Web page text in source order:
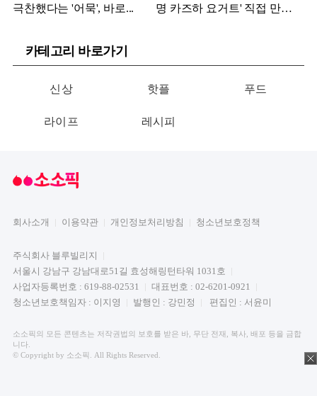
극찬했다는 '어묵', 바로...
명 카즈하 요거트' 직접 만들
카테고리 바로가기
신상 핫플 푸드
라이프 레시피
회사소개 이용약관 개인정보처리방침 청소년보호정책
주식회사 블루빌리지
서울시 강남구 강남대로51길 효성해링턴타워 1031호
사업자등록번호 : 619-88-02531
대표번호 : 02-6201-0921
청소년보호책임자 : 이지영
발행인 : 강민정 편집인 : 서윤미
소소픽의 모든 콘텐츠는 저작권법의 보호를 받은 바, 무단 전재, 복사, 배포 등을 금합
니다.
© Copyright by 소소픽. All Rights Reserved.